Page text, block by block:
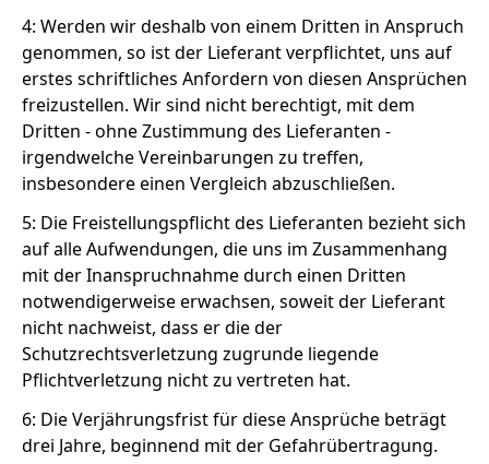
4: Werden wir deshalb von einem Dritten in Anspruch
genommen, so ist der Lieferant verpflichtet, uns auf
erstes schriftliches Anfordern von diesen Ansprüchen
freizustellen. Wir sind nicht berechtigt, mit dem
Dritten - ohne Zustimmung des Lieferanten -
irgendwelche Vereinbarungen zu treffen,
insbesondere einen Vergleich abzuschließen.
5: Die Freistellungspflicht des Lieferanten bezieht sich
auf alle Aufwendungen, die uns im Zusammenhang
mit der Inanspruchnahme durch einen Dritten
notwendigerweise erwachsen, soweit der Lieferant
nicht nachweist, dass er die der
Schutzrechtsverletzung zugrunde liegende
Pflichtverletzung nicht zu vertreten hat.
6: Die Verjährungsfrist für diese Ansprüche beträgt
drei Jahre, beginnend mit der Gefahrübertragung.